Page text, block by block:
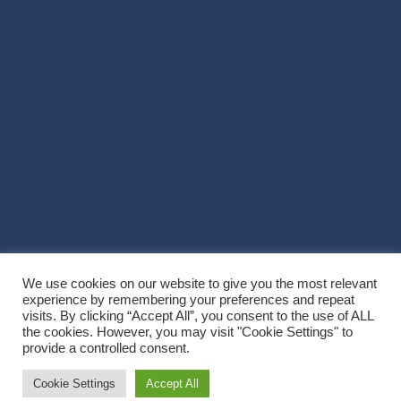
Copyright © 2026 Villa Noël. All Rights Reserved
Palace
We use cookies on our website to give you the most relevant
experience by remembering your preferences and repeat
visits. By clicking “Accept All”, you consent to the use of ALL
the cookies. However, you may visit "Cookie Settings" to
provide a controlled consent.
Cookie Settings Accept All